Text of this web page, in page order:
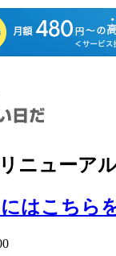
ニューア
はこちら